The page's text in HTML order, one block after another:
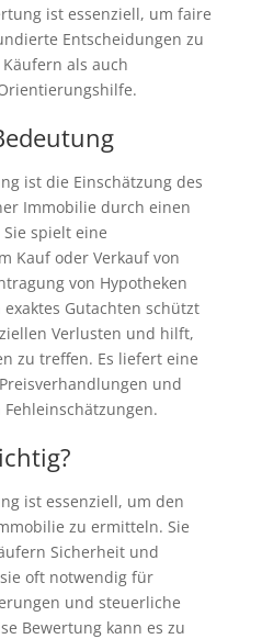
ist essenziell, um faire
Entscheidungen zu
als auch
ist die Einschätzung des
Immobilie durch einen
spielt eine
Kauf oder Verkauf von
von Hypotheken
Gutachten schützt
Verlusten und hilft,
zu treffen. Es liefert eine
und
ist essenziell, um den
zu ermitteln. Sie
Sicherheit und
oft notwendig für
und steuerliche
Bewertung kann es zu